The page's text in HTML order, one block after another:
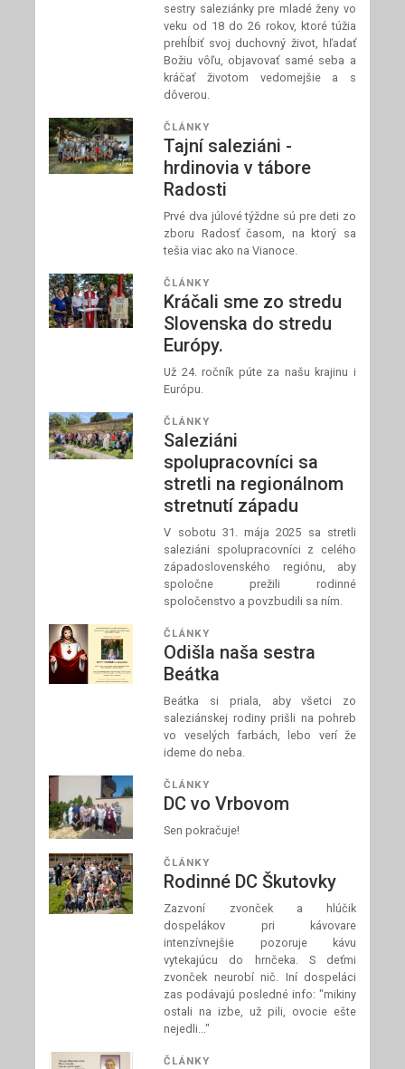
sestry saleziánky pre mladé ženy vo
veku od 18 do 26 rokov, ktoré túžia
prehĺbiť svoj duchovný život, hľadať
Božiu vôľu, objavovať samé seba a
kráčať životom vedomejšie a s
dôverou.
ČLÁNKY
Tajní saleziáni -
hrdinovia v tábore
Radosti
Prvé dva júlové týždne sú pre deti zo
zboru Radosť časom, na ktorý sa
tešia viac ako na Vianoce.
ČLÁNKY
Kráčali sme zo stredu
Slovenska do stredu
Európy.
Už 24. ročník púte za našu krajinu i
Európu.
ČLÁNKY
Saleziáni
spolupracovníci sa
stretli na regionálnom
stretnutí západu
V sobotu 31. mája 2025 sa stretli
saleziáni spolupracovníci z celého
západoslovenského regiónu, aby
spoločne prežili rodinné
spoločenstvo a povzbudili sa ním.
ČLÁNKY
Odišla naša sestra
Beátka
Beátka si priala, aby všetci zo
saleziánskej rodiny prišli na pohreb
vo veselých farbách, lebo verí že
ideme do neba.
ČLÁNKY
DC vo Vrbovom
Sen pokračuje!
ČLÁNKY
Rodinné DC Škutovky
Zazvoní zvonček a hlúčik
dospelákov pri kávovare
intenzívnejšie pozoruje kávu
vytekajúcu do hrnčeka. S deťmi
zvonček neurobí nič. Iní dospeláci
zas podávajú posledné info: "mikiny
ostali na izbe, už pili, ovocie ešte
nejedli..."
ČLÁNKY